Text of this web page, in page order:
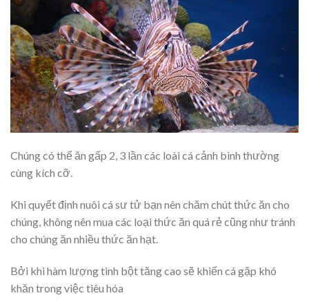
Chúng có thể ăn gấp 2, 3 lần các loài cá cảnh bình thường
cùng kích cỡ.
Khi quyết định nuôi cá sư tử bạn nên chăm chút thức ăn cho
chúng, không nên mua các loại thức ăn quá rẻ cũng như tránh
cho chúng ăn nhiều thức ăn hạt.
Bởi khi hàm lượng tinh bột tăng cao sẽ khiến cá gặp khó
khăn trong việc tiêu hóa